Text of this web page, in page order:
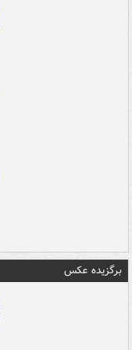
برگزیده عکس